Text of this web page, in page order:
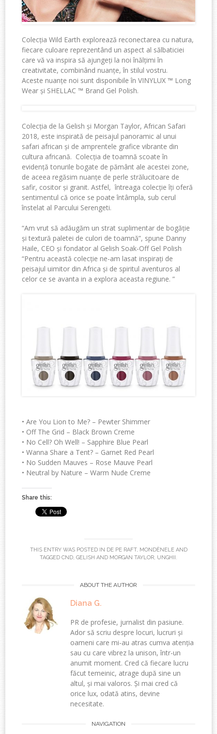
Colecția Wild Earth explorează reconectarea cu natura,
fiecare culoare reprezentând un aspect al sălbaticiei
care vă va inspira să ajungeți la noi înălțimi în
creativitate, combinând nuanțe, în stilul vostru.
Aceste nuanțe noi sunt disponibile în VINYLUX ™ Long
Wear și SHELLAC ™ Brand Gel Polish.
Colecția de la Gelish și Morgan Taylor, African Safari
2018, este inspirată de peisajul panoramic al unui
safari african și de amprentele grafice vibrante din
cultura africană. Colecția de toamnă scoate în
evidență tonurile bogate de pământ ale acestei zone,
de aceea regăsim nuanțe de perle strălucitoare de
safir, cositor și granit. Astfel, întreaga colecție îți oferă
sentimentul că orice se poate întâmpla, sub cerul
înstelat al Parcului Serengeti.
“Am vrut să adăugăm un strat suplimentar de bogăție
și textură paletei de culori de toamnă”, spune Danny
Haile, CEO și fondator al Gelish Soak-Off Gel Polish
“Pentru această colecție ne-am lasat inspirați de
peisajul uimitor din Africa și de spiritul aventuros al
celor ce se avanta in a explora aceasta regiune. ”
• Are You Lion to Me? – Pewter Shimmer
• Off The Grid – Black Brown Creme
• No Cell? Oh Well! – Sapphire Blue Pearl
• Wanna Share a Tent? – Garnet Red Pearl
• No Sudden Mauves – Rose Mauve Pearl
• Neutral by Nature – Warm Nude Creme
Share this:
THIS ENTRY WAS POSTED IN DE PE RAFT, MONDÈNELEAND
TAGGED CND, GELISH AND MORGAN TAYLOR, UNGHII.
ABOUT THE AUTHOR
Diana G.
PR de profesie, jurnalist din pasiune.
Ador să scriu despre locuri, lucruri și
oameni care mi-au atras cumva atenția
sau cu care vibrez la unison, într-un
anumit moment. Cred că fiecare lucru
făcut temeinic, atrage după sine un
altul, și mai valoros. Și mai cred că
orice lux, odată atins, devine
necesitate.
NAVIGATION